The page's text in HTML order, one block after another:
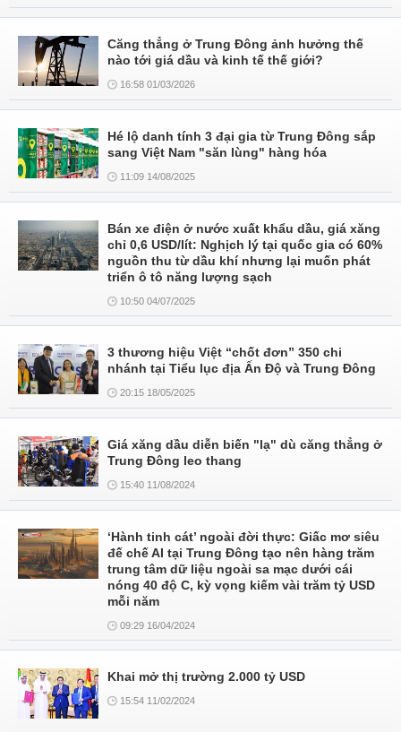
Căng thẳng ở Trung Đông ảnh hưởng thế
nào tới giá dầu và kinh tế thế giới?
16:58 01/03/2026
Hé lộ danh tính 3 đại gia từ Trung Đông sắp
sang Việt Nam "săn lùng" hàng hóa
11:09 14/08/2025
Bán xe điện ở nước xuất khẩu dầu, giá xăng
chỉ 0,6 USD/lít: Nghịch lý tại quốc gia có 60%
nguồn thu từ dầu khí nhưng lại muốn phát
triển ô tô năng lượng sạch
10:50 04/07/2025
3 thương hiệu Việt “chốt đơn” 350 chi
nhánh tại Tiểu lục địa Ấn Độ và Trung Đông
20:15 18/05/2025
Giá xăng dầu diễn biến "lạ" dù căng thẳng ở
Trung Đông leo thang
15:40 11/08/2024
‘Hành tinh cát’ ngoài đời thực: Giấc mơ siêu
đế chế AI tại Trung Đông tạo nên hàng trăm
trung tâm dữ liệu ngoài sa mạc dưới cái
nóng 40 độ C, kỳ vọng kiếm vài trăm tỷ USD
mỗi năm
09:29 16/04/2024
Khai mở thị trường 2.000 tỷ USD
15:54 11/02/2024